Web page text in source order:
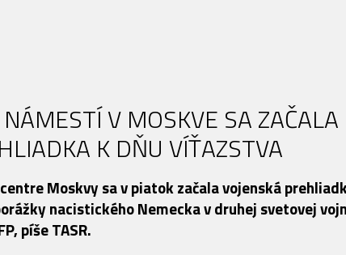
V MOSKVE SA ZAČALA
K DŇU VÍŤAZSTVA
Moskvy sa v piatok začala vojenská
nacistického Nemecka v druhej svetovej
píše TASR.